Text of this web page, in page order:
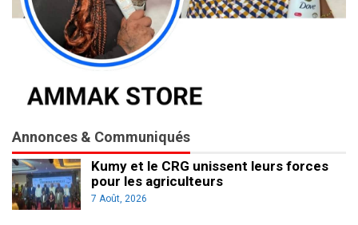
Annonces & Communiqués
Kumy et le CRG unissent leurs forces
pour les agriculteurs
7 Août, 2026